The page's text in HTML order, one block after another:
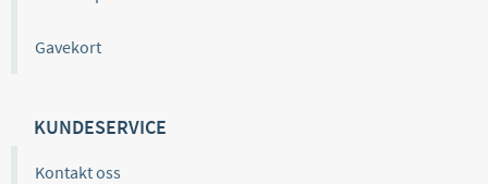
Gavekort
KUNDESERVICE
Kontakt oss